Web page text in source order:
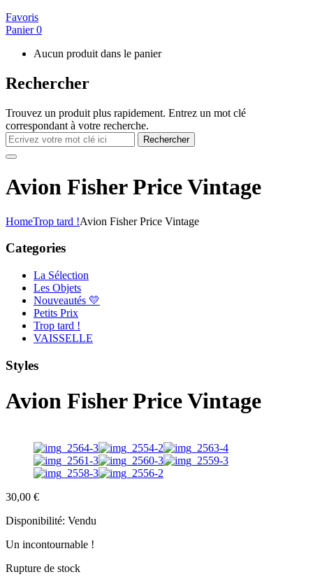
Favoris
Panier0
Aucun produit dans le panier
Rechercher
Trouvez un produit plus rapidement. Entrez un mot clé
correspondant à votre recherche.
Rechercher
Avion Fisher Price Vintage
HomeTrop tard !Avion Fisher Price Vintage
Categories
La Sélection
Les Objets
Nouveautés 💛
Petits Prix
Trop tard !
VAISSELLE
Styles
Avion Fisher Price Vintage
30,00 €
Disponibilité: Vendu
Un incontournable !
Rupture de stock